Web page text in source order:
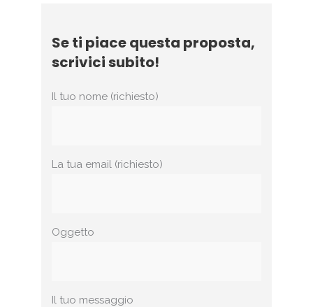
Se ti piace questa proposta,
scrivici subito!
Il tuo nome (richiesto)
La tua email (richiesto)
Oggetto
Il tuo messaggio